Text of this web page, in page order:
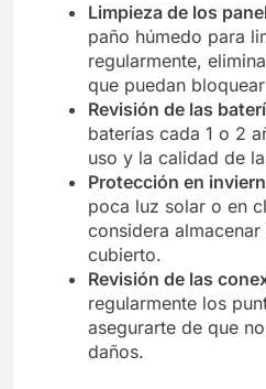
Limpieza de los
paño húmedo para
regularmente,
que puedan
Revisión de las
baterías cada 1 o 2
uso y la calidad de
Protección en
poca luz solar o en
considera
cubierto.
Revisión de las
regularmente los
asegurarte de que
daños.